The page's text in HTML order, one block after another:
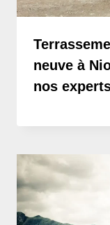
neuve à
nos